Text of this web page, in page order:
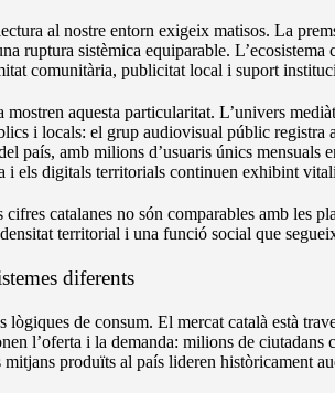
al nostre entorn exigeix matisos. La
ruptura sistèmica equiparable. L’ecosistema
comunitària, publicitat local i suport
mostren aquesta particularitat. L’univers
i locals: el grup audiovisual públic registra
país, amb milions d’usuaris únics mensuals
i els digitals territorials continuen exhibint
cifres catalanes no són comparables amb les
territorial i una funció social que
diferents
lògiques de consum. El mercat català està
l’oferta i la demanda: milions de ciutadans
mitjans produïts al país lideren històricament